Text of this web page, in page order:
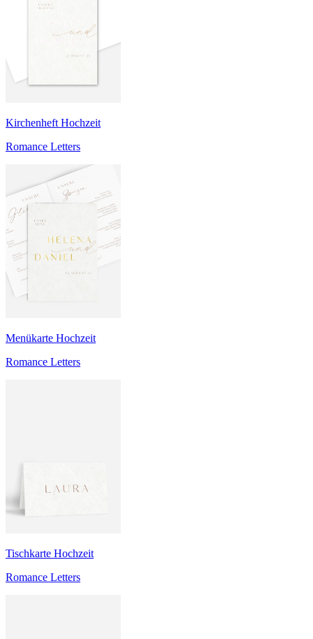
Kirchenheft Hochzeit
Romance Letters
Menükarte Hochzeit
Romance Letters
Tischkarte Hochzeit
Romance Letters